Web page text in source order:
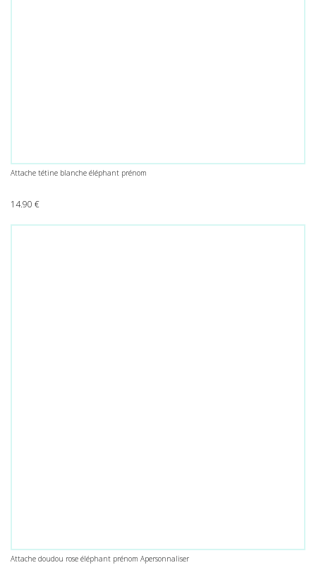
Attache tétine blanche éléphant prénom
14.90 €
Attache doudou rose éléphant prénom Apersonnaliser